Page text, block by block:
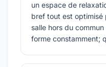
un espace de
bref tout est optimisé
salle hors du
forme constamment;